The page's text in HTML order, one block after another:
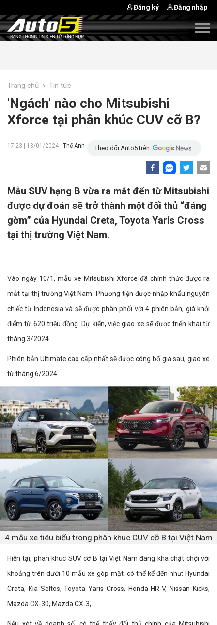
Đăng ký Đăng nhập
Trang chủ › Tin tức
'Ngách' nào cho Mitsubishi
Xforce tại phân khúc CUV cỡ B?
17:23 | 13/01/2024 - Thế Anh Theo dõi Auto5 trên
Mẫu SUV hạng B vừa ra mắt đến từ Mitsubishi
được dự đoán sẽ trở thành một đối thủ “đáng
gờm” của Hyundai Creta, Toyota Yaris Cross
tại thị trường Việt Nam.
Vào ngày 10/1, mẫu xe Mitsubishi Xforce đã chính thức được ra
mắt tại thị trường Việt Nam. Phương tiện được nhập khẩu nguyên
chiếc từ Indonesia và sẽ được phân phối với 4 phiên bản, giá khởi
điểm từ 620 triệu đồng. Dự kiến, việc giao xe sẽ được triển khai từ
tháng 3/2024.
Phiên bản Ultimate cao cấp nhất sẽ được công bố giá sau, giao xe
từ tháng 6/2024.
4 mẫu xe tiêu biểu trong phân khúc CUV cỡ B tại Việt Nam
Hiện tại, phân khúc SUV cỡ B tại Việt Nam đang khá chật chội với
khoảng trên dưới 10 mẫu xe góp mặt, có thể kể đến như: Hyundai
Creta, Kia Seltos, Toyota Yaris Cross, Honda HR-V, Nissan Kicks,
Mazda CX-30, Mazda CX-3,...